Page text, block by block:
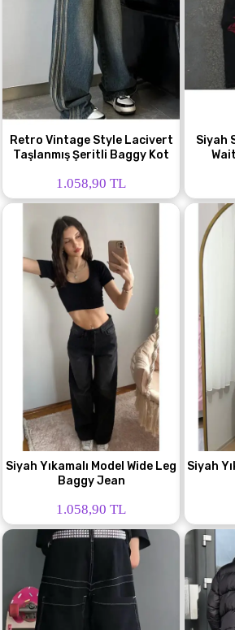
Retro Vintage Style Lacivert
Taşlanmış Şeritli Baggy Kot
1.058,90 TL
Siyah
Siyah Yıkamalı Model Wide Leg
Baggy Jean
1.058,90 TL
Siyah